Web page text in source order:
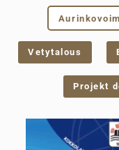
Vetytalous
Projekt